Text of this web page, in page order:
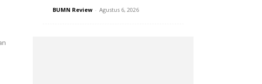
BUMN Review - Agustus 6, 2026